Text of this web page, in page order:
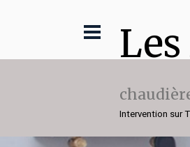
Intervention sur